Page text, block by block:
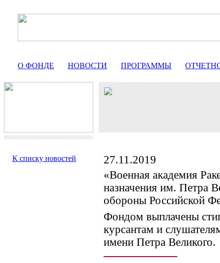
О ФОНДЕ НОВОСТИ ПРОГРАММЫ
К списку новостей
27.11.2019
«Военная академия
назначения им. Петра
обороны Российской
Фондом выплачены
курсантам и
имени Петра Великого.